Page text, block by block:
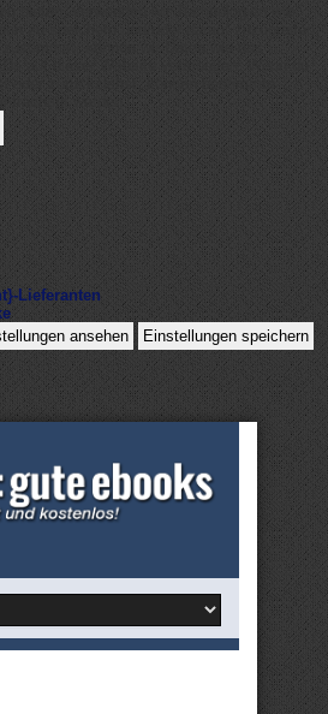
bieten, verwenden wir Technologien wie
zu speichern und/oder darauf zuzugreifen.
können wir Daten wie das
auf dieser Website verarbeiten. Wenn du
oder zurückziehst, können bestimmte
werden.
Lieferanten
ansehen
Einstellungen speichern